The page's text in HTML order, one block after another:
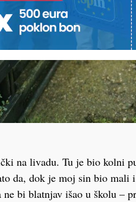
na livadu. Tu je bio kolni
da, dok je moj sin bio mali
bi blatnjav išao u školu –